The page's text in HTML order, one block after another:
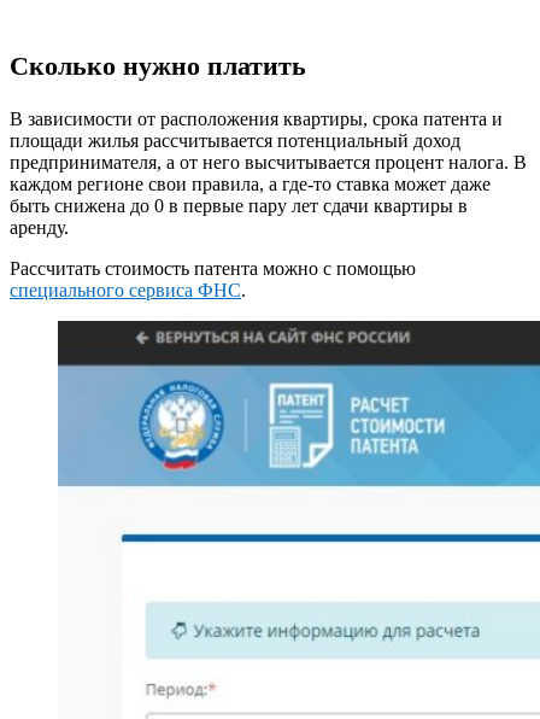
Сколько нужно платить
В зависимости от расположения квартиры, срока патента и
площади жилья рассчитывается потенциальный доход
предпринимателя, а от него высчитывается процент налога. В
каждом регионе свои правила, а где-то ставка может даже
быть снижена до 0 в первые пару лет сдачи квартиры в
аренду.
Рассчитать стоимость патента можно с помощью
специального сервиса ФНС.